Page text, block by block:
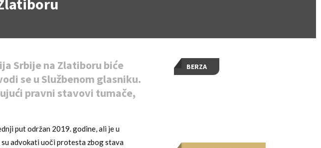
Srbije na Zlatiboru biće
se u Službenom glasniku.
pravni stavovi tumače,
put održan 2019. godine, ali je u
su advokati uoči protesta zbog stava
BERZA